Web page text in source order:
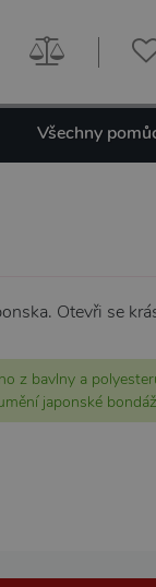
Všechny
Otevři se
z bavlny a
japonské